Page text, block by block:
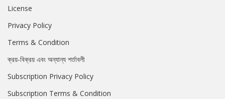
License
Privacy Policy
Terms & Condition
ক্রয়-বিক্রয় এবং অন্যান্য শর্তাবলী
Subscription Privacy Policy
Subscription Terms & Condition